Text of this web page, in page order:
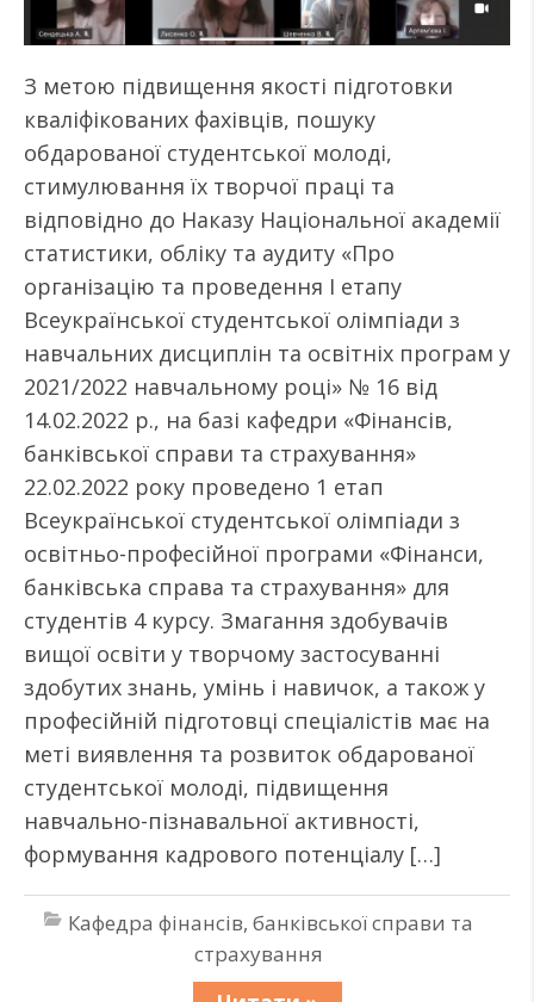
З метою підвищення якості підготовки
кваліфікованих фахівців, пошуку
обдарованої студентської молоді,
стимулювання їх творчої праці та
відповідно до Наказу Національної академії
статистики, обліку та аудиту «Про
організацію та проведення І етапу
Всеукраїнської студентської олімпіади з
навчальних дисциплін та освітніх програм у
2021/2022 навчальному році» № 16 від
14.02.2022 р., на базі кафедри «Фінансів,
банківської справи та страхування»
22.02.2022 року проведено 1 етап
Всеукраїнської студентської олімпіади з
освітньо-професійної програми «Фінанси,
банківська справа та страхування» для
студентів 4 курсу. Змагання здобувачів
вищої освіти у творчому застосуванні
здобутих знань, умінь і навичок, а також у
професійній підготовці спеціалістів має на
меті виявлення та розвиток обдарованої
студентської молоді, підвищення
навчально-пізнавальної активності,
формування кадрового потенціалу […]
Кафедра фінансів, банківської справи та
страхування